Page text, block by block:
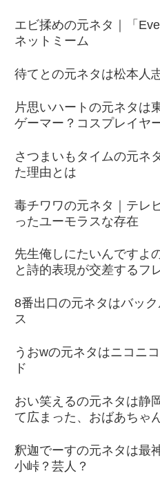
エビ揉めの元ネタ｜「
ネットミーム
待てとの元ネタは松本人
片思いハートの元ネタは
ゲーマー？コスプレイヤ
さつまいもタイムの元ネ
た理由とは
毒チワワの元ネタ｜テレ
ったユーモラスな存在
先生俺しにたいんですよ
と詩的表現が交差するフ
8番出口の元ネタはバッ
ス
うおwの元ネタはニコニ
ド
おい笑えるの元ネタは静
て広まった、おばあちゃ
釈迦でーすの元ネタは最
小峠？芸人？